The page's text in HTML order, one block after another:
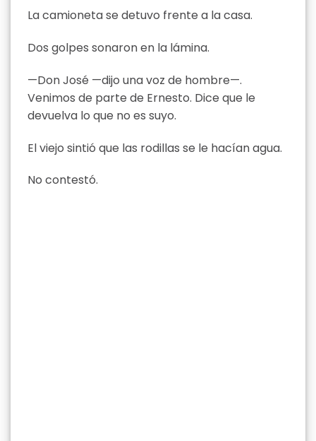
La camioneta se detuvo frente a la casa.
Dos golpes sonaron en la lámina.
—Don José —dijo una voz de hombre—.
Venimos de parte de Ernesto. Dice que le
devuelva lo que no es suyo.
El viejo sintió que las rodillas se le hacían agua.
No contestó.